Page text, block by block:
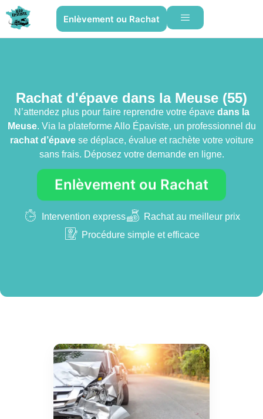
Enlèvement ou Rachat
Rachat d'épave dans la Meuse (55)
N’attendez plus pour faire reprendre votre épave dans la
Meuse. Via la plateforme Allo Épaviste, un professionnel du
rachat d’épavese déplace, évalue et rachète votre voiture
sans frais. Déposez votre demande en ligne.
Enlèvement ou Rachat
Intervention express
Rachat au meilleur prix
Procédure simple et efficace